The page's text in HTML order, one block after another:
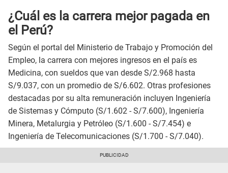
¿Cuál es la carrera mejor pagada en
el Perú?
Según el portal del Ministerio de Trabajo y Promoción del
Empleo, la carrera con mejores ingresos en el país es
Medicina, con sueldos que van desde S/2.968 hasta
S/9.037, con un promedio de S/6.602. Otras profesiones
destacadas por su alta remuneración incluyen Ingeniería
de Sistemas y Cómputo (S/1.602 - S/7.600), Ingeniería
Minera, Metalurgia y Petróleo (S/1.600 - S/7.454) e
Ingeniería de Telecomunicaciones (S/1.700 - S/7.040).